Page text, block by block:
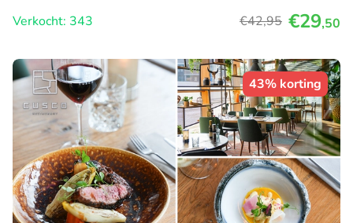
Verkocht: 343
€42,95 €29,50
43% korting